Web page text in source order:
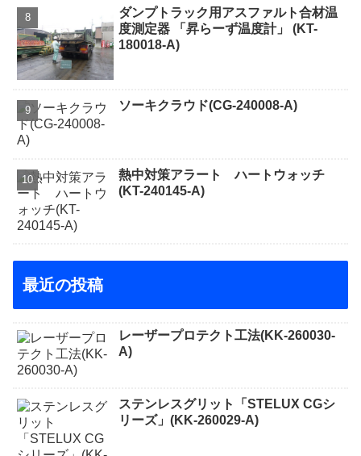
ダンプトラック用アスファルト合材温
度測定器 「昇らーず温度計」 (KT-
180018-A)
ソーキクラウド(CG-240008-A)
熱中対策アラート ハートウォッチ
(KT-240145-A)
最近の投稿
レーザープロテクト⼯法(KK-260030-
A)
ステンレスグリット「STELUX CGシ
リーズ」(KK-260029-A)